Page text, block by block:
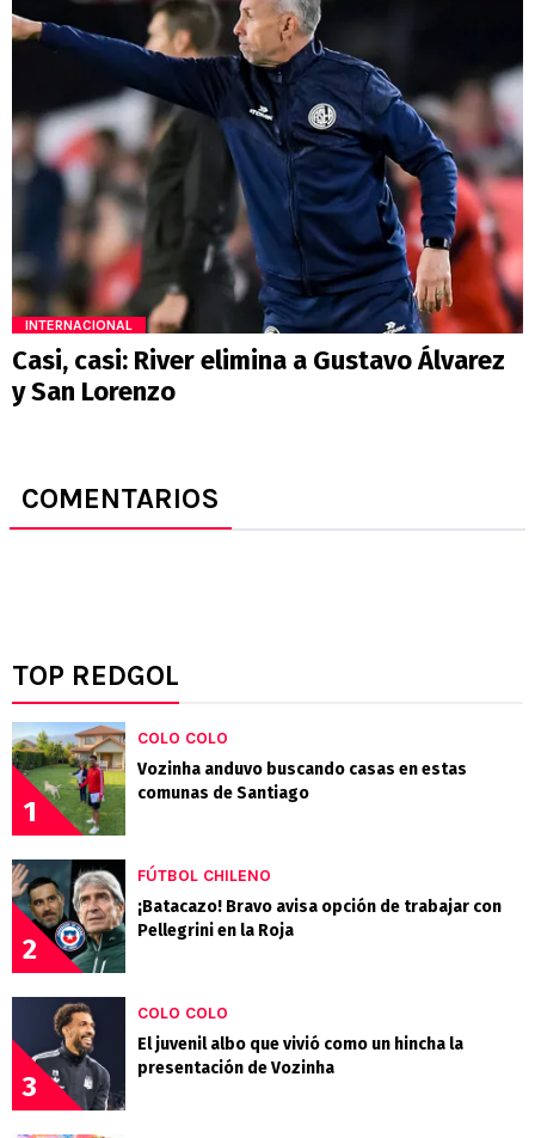
INTERNACIONAL
Casi, casi: River elimina a Gustavo Álvarez
y San Lorenzo
COMENTARIOS
TOP REDGOL
1
COLO COLO
Vozinha anduvo buscando casas en estas
comunas de Santiago
2
FÚTBOL CHILENO
¡Batacazo! Bravo avisa opción de trabajar con
Pellegrini en la Roja
3
COLO COLO
El juvenil albo que vivió como un hincha la
presentación de Vozinha